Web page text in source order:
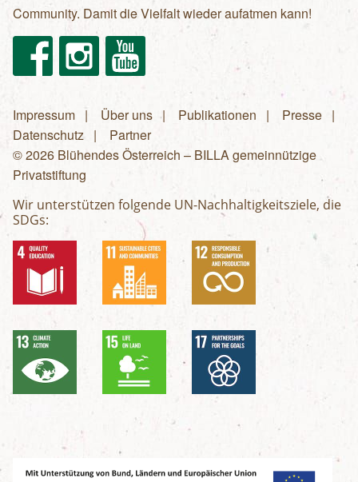
Community. Damit die Vielfalt wieder aufatmen kann!
FacebookInstagram Youtube
Fußzeilenmenü
Impressum Über uns Publikationen
Presse
Datenschutz
Partner
© 2026 Blühendes Österreich – BILLA gemeinnützige
Privatstiftung
Wir unterstützen folgende UN-Nachhaltigkeitsziele, die
SDGs: